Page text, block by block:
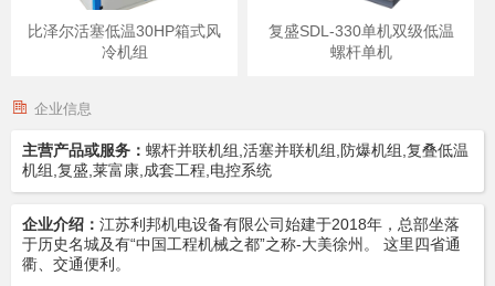
比泽尔活塞低温30HP箱式风
冷机组
复盛SDL-330单机双级低温
螺杆单机
企业信息
主营产品或服务： 螺杆并联机组,活塞并联机组,防爆机组,复叠低温
机组,复盛,莱富康,成套工程,电控系统
企业介绍： 江苏利邦机电设备有限公司始建于2018年，总部坐落
于历史名城及有“中国工程机械之都”之称-大美徐州。 这里四省通
衢、交通便利。